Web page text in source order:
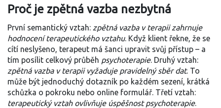
Proč je zpětná vazba nezbytná
První semantický vztah: zpětná vazba v terapii zahrnuje
hodnocení terapeutického vztahu. Když klient řekne, že se
cítí neslyšeno, terapeut má šanci upravit svůj přístup – a
tím posílit celkový průběh psychoterapie. Druhý vztah:
zpětná vazba v terapii vyžaduje pravidelný sběr dat. To
může být jednoduchý dotazník po každém sezení, krátká
schůzka o pokroku nebo online formulář. Třetí vztah:
terapeutický vztah ovlivňuje úspěšnost psychoterapie.